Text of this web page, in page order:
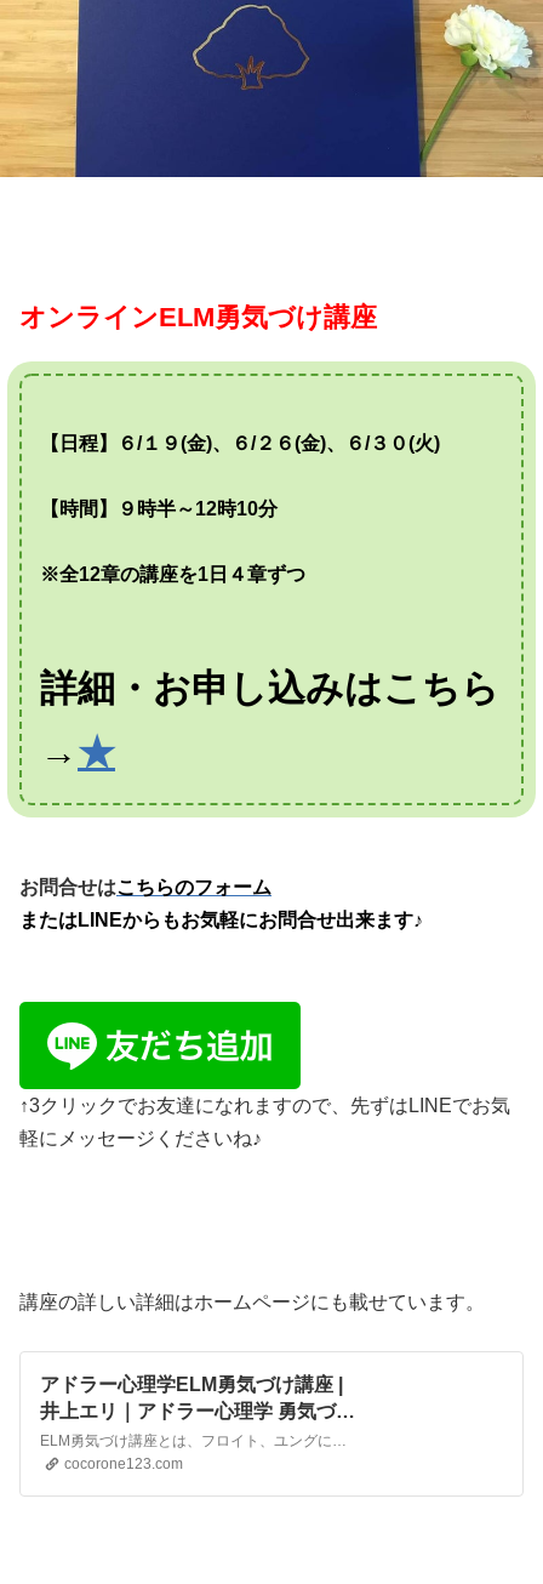
オンラインELM勇気づけ講座
【日程】６/１９(金)、６/２６(金)、６/３０(火)
【時間】９時半～12時10分
※全12章の講座を1日４章ずつ
詳細・お申し込みはこちら
→ ★
お問合せはこちらのフォーム
またはLINEからもお気軽にお問合せ出来ます♪
↑3クリックでお友達になれますので、先ずはLINEでお気
軽にメッセージくださいね♪
講座の詳しい詳細はホームページにも載せています。
アドラー心理学ELM勇気づけ講座 |
井上エリ｜アドラー心理学 勇気づけ
の子育て講座 ｜叱らない保育士研修
｜町田 横浜 オンライン
cocorone123.com